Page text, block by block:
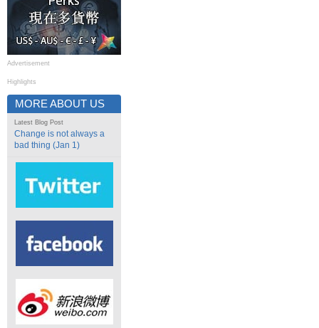
Advertisement
Highlights
MORE ABOUT US
Latest Blog Post
Change is not always a
bad thing (Jan 1)